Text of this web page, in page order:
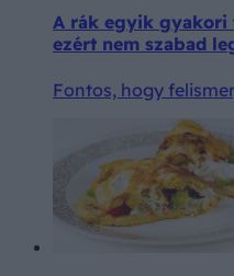
A rák egyik gyakori
ezért nem szabad
Fontos, hogy